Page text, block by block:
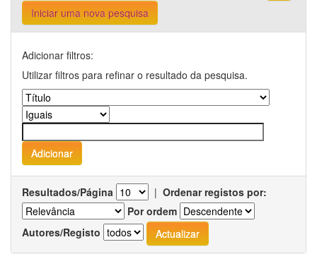
Iniciar uma nova pesquisa
Adicionar filtros:
Utilizar filtros para refinar o resultado da pesquisa.
Resultados/Página | Ordenar registos por:
Por ordem
Autores/Registo